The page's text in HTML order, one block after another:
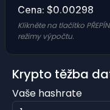
Cena: $0.00298
Klikněte na tlačítko
režimy výpočtu.
Krypto těžba
Vaše hashrate